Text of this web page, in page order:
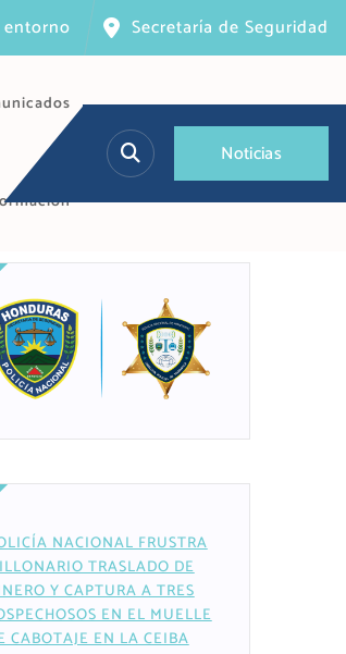
Secretaría de Seguridad
Noticias
NACIONAL FRUSTRA
TRASLADO DE
Y CAPTURA A TRES
EN EL MUELLE
CABOTAJE EN LA CEIBA